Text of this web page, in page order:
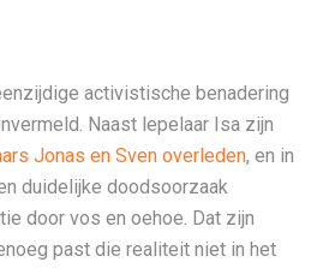
activistische benadering
Naast lepelaar Isa zijn
Jonas en Sven overleden, en in
duidelijke doodsoorzaak
door vos en oehoe. Dat zijn
past die realiteit niet in het